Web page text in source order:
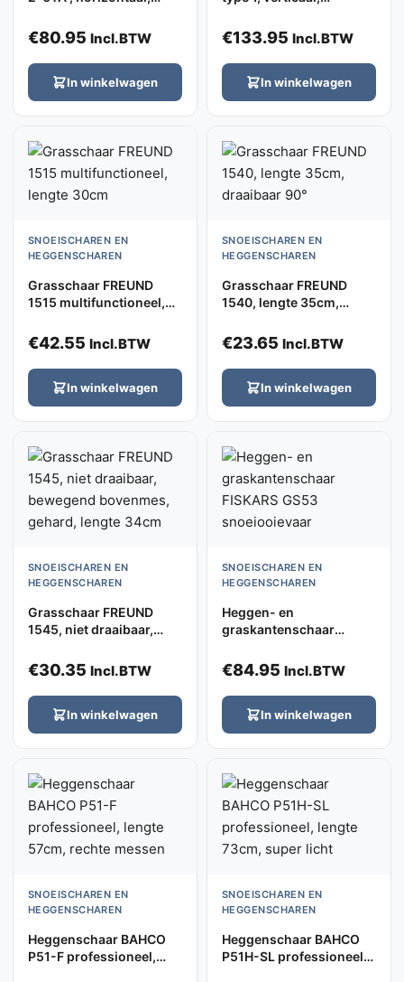
€80.95 Incl.BTW
In winkelwagen
houten grepen
€133.95 Incl.BTW
In winkelwagen
SNOEISCHAREN EN
HEGGENSCHAREN
Grasschaar FREUND
1515 multifunctioneel,
€42.55 Incl.BTW
In winkelwagen
SNOEISCHAREN EN
HEGGENSCHAREN
Grasschaar FREUND
1540, lengte 35cm,
€23.65 Incl.BTW
In winkelwagen
SNOEISCHAREN EN
HEGGENSCHAREN
Grasschaar FREUND
1545, niet draaibaar,
gehard, lengte 34cm
€30.35 Incl.BTW
In winkelwagen
SNOEISCHAREN EN
HEGGENSCHAREN
Heggen- en
graskantenschaar
snoeiooievaar
€84.95 Incl.BTW
In winkelwagen
SNOEISCHAREN EN
HEGGENSCHAREN
Heggenschaar BAHCO
P51-F professioneel,
SNOEISCHAREN EN
HEGGENSCHAREN
Heggenschaar BAHCO
P51H-SL professioneel,